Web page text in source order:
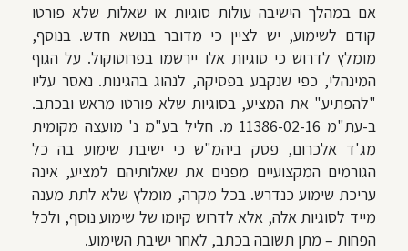
אם במהלך הישיבה עולות סוגיות או שאלות שלא פורטו
קודם לשימוע, יש לציין כי מדובר בנושא חדש. בנוסף,
מומלץ לדרוש כי סוגיות אלו יירשמו בפרוטוקול. על הגוף
המינהלי, כפי שנקבע בפסיקה, לנהוג בהגינות. נאסר עליו
"להפתיע" את המציע, בסוגיות שלא פורטו מראש ובכתב.
ב-עת"מ 11386-02-16 מ. חליל בע"מ נ' מועצה מקומית
מג'ד אלכרום, פסק ביהמ"ש כי ישיבת שימוע בה כל
הגורמים המקצועיים מפנים את שאלותיהם למציע, אינה
עריכת שימוע כנדרש. בכל מקרה, מומלץ שלא לתת מענה
מייד לסוגיות אלה, אלא לדרוש קיומו של שימוע נוסף, ולכל
הפחות – מתן תשובה בכתב, לאחר ישיבת השימוע.